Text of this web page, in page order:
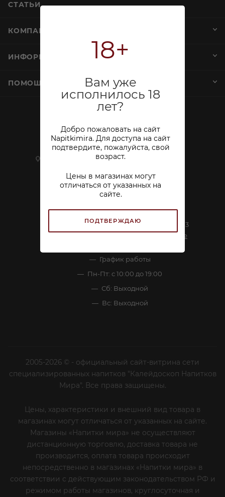
18+
Вам уже
исполнилось 18
лет?
Добро пожаловать на сайт
Napitkimira. Для доступа на сайт
подтвердите, пожалуйста, свой
возраст.
Цены в магазинах могут
отличаться от указанных на
сайте.
ПОДТВЕРЖДАЮ
СТАТЬИ
КОМПАНИЯ
ИНФОРМАЦИЯ
ПОМОЩЬ И СЕРВИСЫ
sekretar@napitkimira.com
г. Санкт-Петербург ,
Посмотреть на карте
Лицензия №78РПА0005028 от 25.10.2013
странице
График работы
Пн-Пт: с 10:00 до 19:00
Сб: Выходной
Вс: Выходной
2005-2026 © - официальный сайт-витрина сети
специализированных напитков "Калейдоскоп Напитков
Мира". Все права защищены.
Цены, характеристики и внешний вид товара в
магазинах могут отличаться от указанных на сайте.
Магазины «Напитки мира» не осуществляют
дистанционную торговлю, доставка товара не
производится, оплата товара происходит
непосредственно в магазинах «Напитки мира» в
соответствии с действующим законодательством РФ и
режимом работы магазинов, круглосуточная и